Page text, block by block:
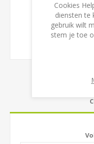
Cookies
diensten te
gebruik wilt
stem je toe